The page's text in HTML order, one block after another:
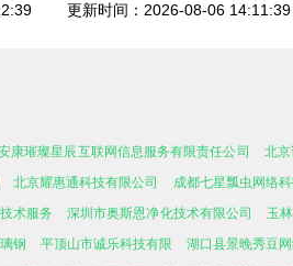
更新时间：2026-08-06 14:11:39
康璀璨星辰互联网信息服务有限责任公司 北
北京耀惠通科技有限公司 成都七星瓢虫网络
术服务 深圳市奥斯恩净化技术有限公司 玉
钢 平顶山市诚乐科技有限 湖口县景晚秀豆